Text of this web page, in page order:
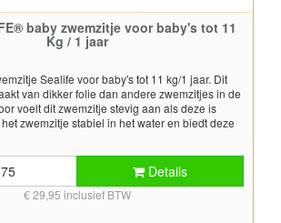
baby zwemzitje voor baby's tot 11
Kg / 1 jaar
Sealife voor baby's tot 11 kg/1 jaar. Dit
van dikker folie dan andere zwemzitjes in de
voelt dit zwemzitje stevig aan als deze is
zwemzitje stabiel in het water en biedt deze
voor baby's. Baby zwemzitje voorzien
en rugleuning. Stabiel baby zwemzitje van
in een hip en kleurig design van het
Details
€ 29,95 inclusief BTW